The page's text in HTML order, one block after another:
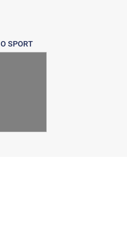
O SPORT